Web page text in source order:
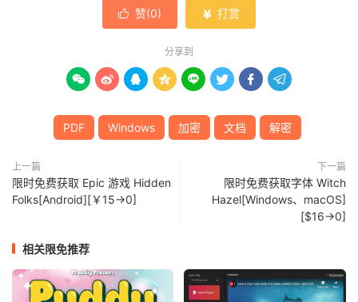
 赞(0)  打赏
分享到
       
PDF Windows 加密 文档 解密
上一篇
限时免费获取 Epic 游戏 Hidden
Folks[Android][￥15→0]
下一篇
限时免费获取字体 Witch
Hazel[Windows、macOS]
[$16→0]
相关限免推荐